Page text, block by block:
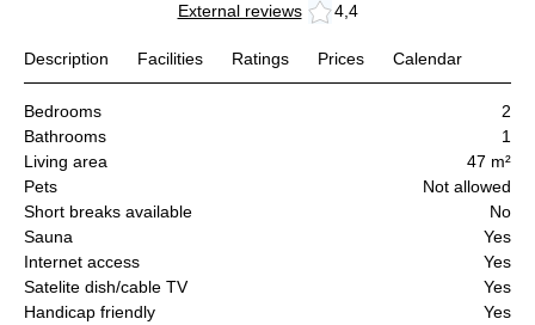
External reviews 4,4
Description Facilities Ratings Prices Calendar
Bedrooms
2
Bathrooms
1
Living area
47 m²
Pets
Not allowed
Short breaks available
No
Sauna
Yes
Internet access
Yes
Satelite dish/cable TV
Yes
Handicap friendly
Yes